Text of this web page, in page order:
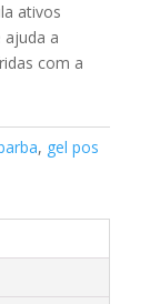
ativos
ajuda a
com a
, gel pos